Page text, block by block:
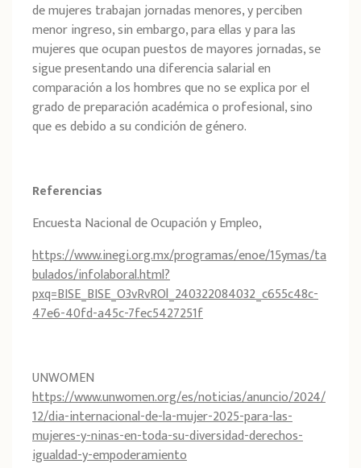
de mujeres trabajan jornadas menores, y perciben
menor ingreso, sin embargo, para ellas y para las
mujeres que ocupan puestos de mayores jornadas, se
sigue presentando una diferencia salarial en
comparación a los hombres que no se explica por el
grado de preparación académica o profesional, sino
que es debido a su condición de género.
Referencias
Encuesta Nacional de Ocupación y Empleo,
https://www.inegi.org.mx/programas/enoe/15ymas/ta
bulados/infolaboral.html?
pxq=BISE_BISE_O3vRvROl_240322084032_c655c48c-
47e6-40fd-a45c-7fec5427251f
UNWOMEN
https://www.unwomen.org/es/noticias/anuncio/2024/
12/dia-internacional-de-la-mujer-2025-para-las-
mujeres-y-ninas-en-toda-su-diversidad-derechos-
igualdad-y-empoderamiento